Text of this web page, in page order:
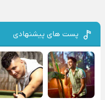
پست های پیشنهادی